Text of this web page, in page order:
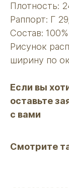
Плотность:
Раппорт: Г
Состав:
Рисунок
ширину по
Если вы
оставьте
с вами
Смотрите